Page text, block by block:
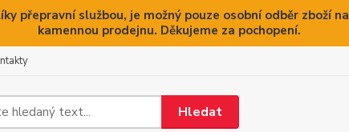
přepravní službou, je možný pouze osobní odběr zboží
kamennou prodejnu. Děkujeme za pochopení.
Hledat